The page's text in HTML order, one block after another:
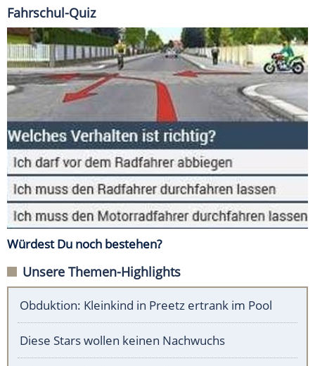
Fahrschul-Quiz
Würdest Du noch bestehen?
Unsere Themen-Highlights
Obduktion: Kleinkind in Preetz ertrank im Pool
Diese Stars wollen keinen Nachwuchs